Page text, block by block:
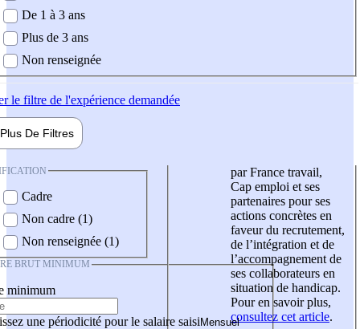
De 1 à 3 ans
Plus de 3 ans
Non renseignée
le filtre de l'expérience demandée
Plus De Filtres
Cadre
Non cadre (1)
Non renseignée (1)
BRUT MINIMUM
minimum
une périodicité pour le salaire saisi
par France travail,
Cap emploi et ses
partenaires pour ses
actions concrètes en
faveur du recrutement,
de l’intégration et de
l’accompagnement de
ses collaborateurs en
situation de handicap.
Pour en savoir plus,
consultez cet article.